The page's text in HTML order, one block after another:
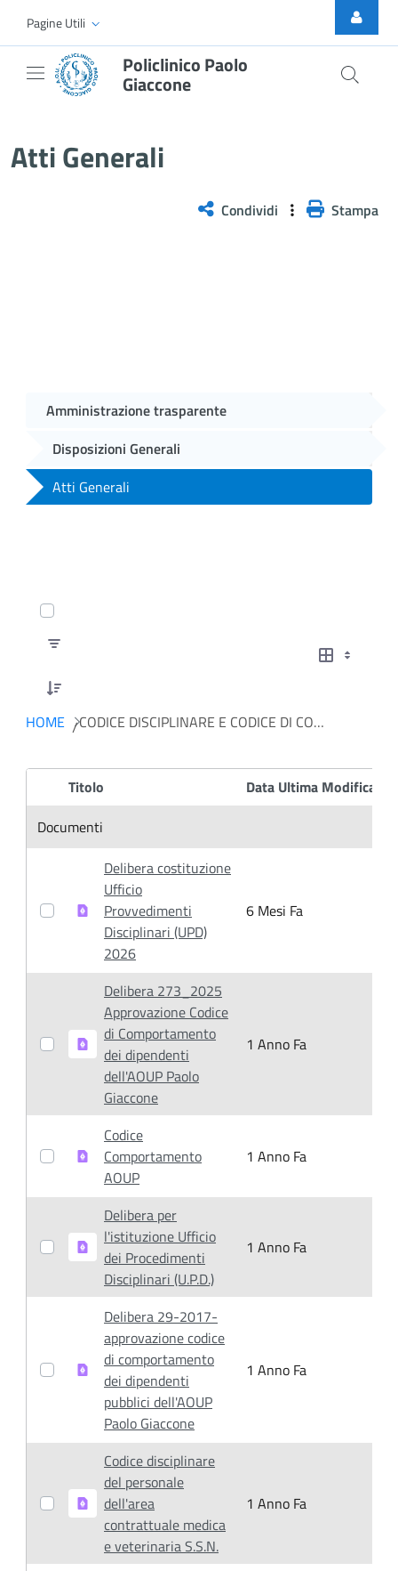
Skip to Main Content
Pagine Utili
Policlinico Paolo
Giaccone
Atti Generali
Condividi Stampa
Amministrazione trasparente
Disposizioni Generali
Atti Generali
0 of 7 Articoli Selected
HOME CODICE DISCIPLINARE E CODICE DI CONDOTTA
Item Selection
Titolo Data Ultima Modifica
Documenti
Delibera costituzione
Ufficio
Provvedimenti
Disciplinari (UPD)
2026
6 Mesi Fa
Delibera 273_2025
Approvazione Codice
di Comportamento
dei dipendenti
dell'AOUP Paolo
Giaccone
1 Anno Fa
Codice
Comportamento
AOUP
1 Anno Fa
Delibera per
l'istituzione Ufficio
dei Procedimenti
Disciplinari (U.P.D.)
1 Anno Fa
Delibera 29-2017-
approvazione codice
di comportamento
dei dipendenti
pubblici dell'AOUP
Paolo Giaccone
1 Anno Fa
Codice disciplinare
del personale
dell'area
contrattuale medica
e veterinaria S.S.N.
1 Anno Fa